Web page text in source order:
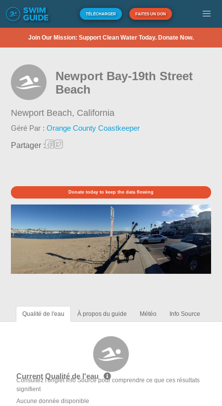
TÉLÉCHARGER FAITES UN DON
Join Our Mission: Support Clean Water Today. Donate Now.
Newport Bay-19th Street
Beach
Newport Beach, California
Géré Par :Orange County Coastkeeper
Partager :
Donate today to keep the data flowing
Qualité de l'eau À propos du guide Météo Info Source
Current Qualité de l'eau
Consultez l'onglet Info Source pour comprendre ce que ces résultats
signifient
Aucune donnée disponible